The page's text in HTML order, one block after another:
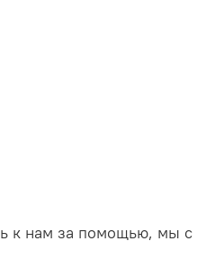
к нам за помощью, мы с